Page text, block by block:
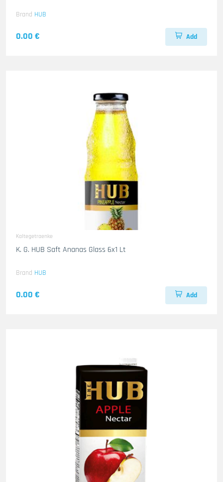
Brand HUB
0.00 € Add
Kaltegetraenke
K. G. HUB Saft Ananas Glass 6x1 Lt
Brand HUB
0.00 € Add